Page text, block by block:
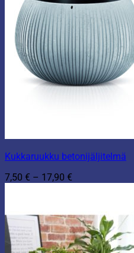
Kukkaruukku betonijäljitelmä
7,50 € – 17,90 €